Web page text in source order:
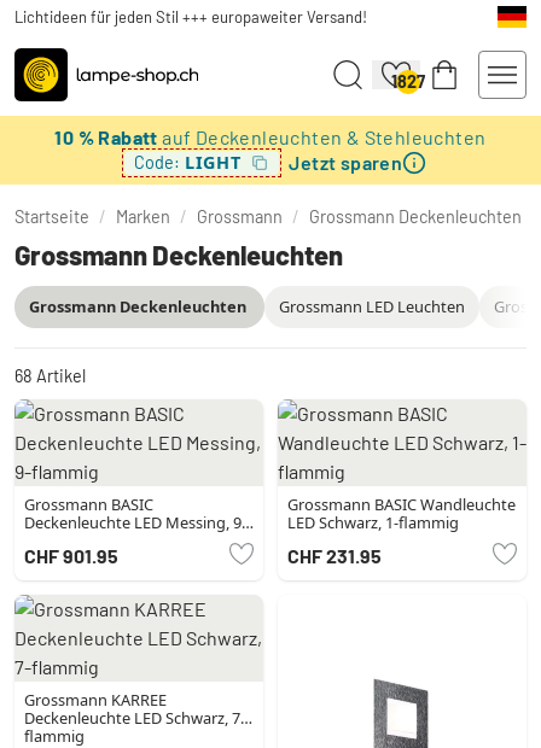
Lichtideen für jeden Stil +++ europaweiter Versand!
1827
10 % Rabattauf Deckenleuchten & Stehleuchten
Code: LIGHT Jetzt sparen
Startseite / Marken / Grossmann / Grossmann Deckenleuchten
Grossmann Deckenleuchten
Grossmann Deckenleuchten Grossmann LED Leuchten
68 Artikel
Grossmann BASIC
Deckenleuchte LED Messing, 9-
CHF 901.95
Grossmann BASIC Wandleuchte
LED Schwarz, 1-flammig
CHF 231.95
Grossmann KARREE
Deckenleuchte LED Schwarz, 7-
flammig